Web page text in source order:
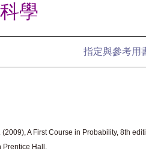
學
指定與參考用
(2009), A First Course in Probability, 8th
Prentice Hall.